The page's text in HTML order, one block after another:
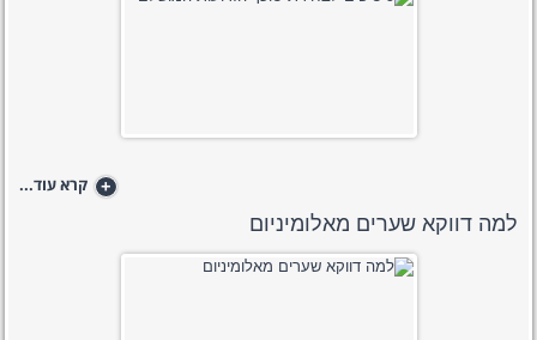
+ קרא עוד...
למה דווקא שערים מאלומיניום